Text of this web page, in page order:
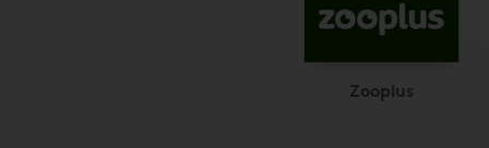
Zooplus